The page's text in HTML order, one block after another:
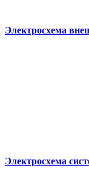
Электросхема
Электросхема